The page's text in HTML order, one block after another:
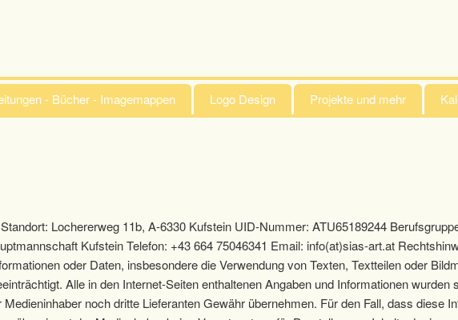
- Bücher - Imagemappen Logo Design Projekte und mehr
Lochererweg 11b, A-6330 Kufstein UID-Nummer: ATU65189244
Kufstein Telefon: +43 664 75046341 Email: info(at)sias-art.at
oder Daten, insbesondere die Verwendung von Texten, Textteilen oder
Alle in den Internet-Seiten enthaltenen Angaben und Informationen
noch dritte Lieferanten Gewähr übernehmen. Für den Fall, dass diese